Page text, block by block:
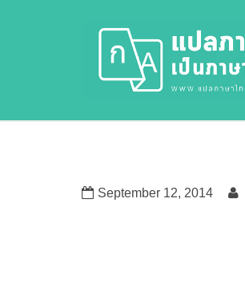
September 12, 2014